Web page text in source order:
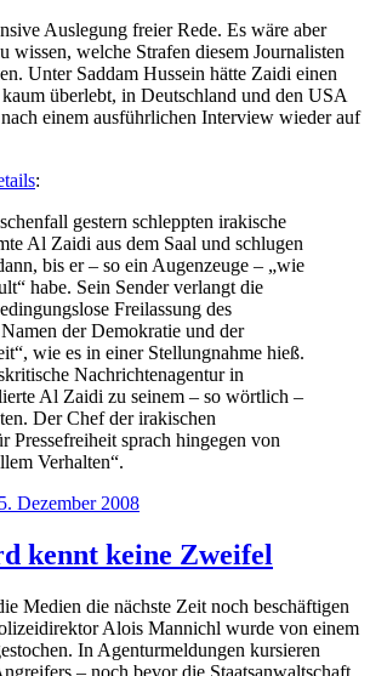
Auslegung freier Rede. Es wäre aber
wissen, welche Strafen diesem Journalisten
Unter Saddam Hussein hätte Zaidi einen
überlebt, in Deutschland und den USA
einem ausführlichen Interview wieder auf
:
gestern schleppten irakische
Al Zaidi aus dem Saal und schlugen
bis er – so ein Augenzeuge – „wie
habe. Sein Sender verlangt die
Freilassung des
der Demokratie und der
wie es in einer Stellungnahme hieß.
Nachrichtenagentur in
Al Zaidi zu seinem – so wörtlich –
Der Chef der irakischen
Pressefreiheit sprach hingegen von
Verhalten“.
Dezember 2008
kennt keine Zweifel
Medien die nächste Zeit noch beschäftigen
Alois Mannichl wurde von einem
In Agenturmeldungen kursieren
– noch bevor die Staatsanwaltschaft